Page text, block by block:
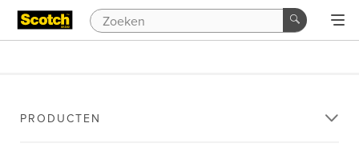
PRODUCTEN